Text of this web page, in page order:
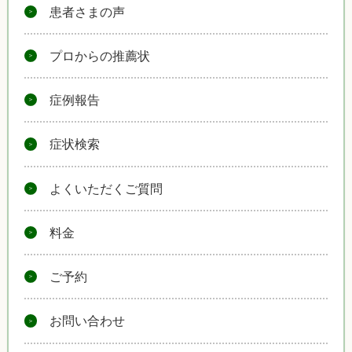
患者さまの声
プロからの推薦状
症例報告
症状検索
よくいただくご質問
料金
ご予約
お問い合わせ